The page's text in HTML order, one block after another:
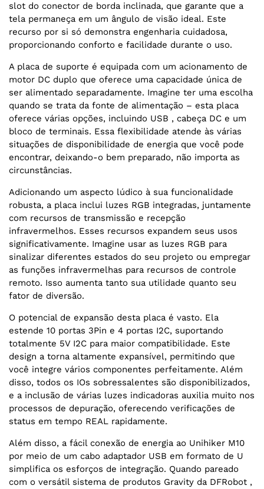
slot do conector de borda inclinada, que garante que a
tela permaneça em um ângulo de visão ideal. Este
recurso por si só demonstra engenharia cuidadosa,
proporcionando conforto e facilidade durante o uso.
A placa de suporte é equipada com um acionamento de
motor DC duplo que oferece uma capacidade única de
ser alimentado separadamente. Imagine ter uma escolha
quando se trata da fonte de alimentação – esta placa
oferece várias opções, incluindo USB , cabeça DC e um
bloco de terminais. Essa flexibilidade atende às várias
situações de disponibilidade de energia que você pode
encontrar, deixando-o bem preparado, não importa as
circunstâncias.
Adicionando um aspecto lúdico à sua funcionalidade
robusta, a placa inclui luzes RGB integradas, juntamente
com recursos de transmissão e recepção
infravermelhos. Esses recursos expandem seus usos
significativamente. Imagine usar as luzes RGB para
sinalizar diferentes estados do seu projeto ou empregar
as funções infravermelhas para recursos de controle
remoto. Isso aumenta tanto sua utilidade quanto seu
fator de diversão.
O potencial de expansão desta placa é vasto. Ela
estende 10 portas 3Pin e 4 portas I2C, suportando
totalmente 5V I2C para maior compatibilidade. Este
design a torna altamente expansível, permitindo que
você integre vários componentes perfeitamente. Além
disso, todos os IOs sobressalentes são disponibilizados,
e a inclusão de várias luzes indicadoras auxilia muito nos
processos de depuração, oferecendo verificações de
status em tempo REAL rapidamente.
Além disso, a fácil conexão de energia ao Unihiker M10
por meio de um cabo adaptador USB em formato de U
simplifica os esforços de integração. Quando pareado
com o versátil sistema de produtos Gravity da DFRobot ,